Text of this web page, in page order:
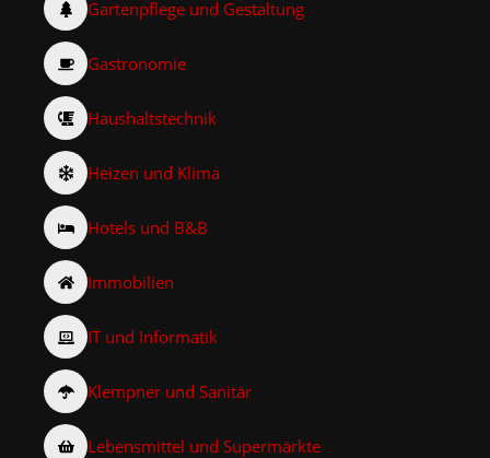
Gartenpflege und Gestaltung
Gastronomie
Haushaltstechnik
Heizen und Klima
Hotels und B&B
Immobilien
IT und Informatik
Klempner und Sanitär
Lebensmittel und Supermärkte